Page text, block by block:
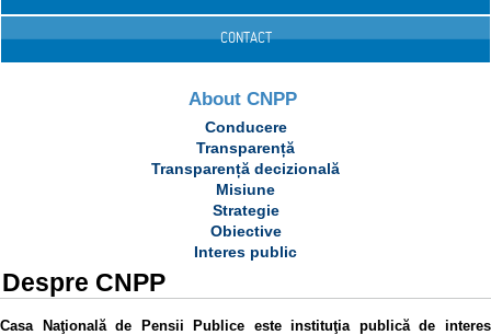
CONTACT
About CNPP
Conducere
Transparență
Transparență decizională
Misiune
Strategie
Obiective
Interes public
Despre CNPP
Casa Naţională de Pensii Publice este instituţia publică de interes